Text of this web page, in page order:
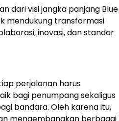
dari visi jangka panjang Blue
mendukung transformasi
inovasi, dan standar
perjalanan harus
bagi penumpang sekaligus
bandara. Oleh karena itu,